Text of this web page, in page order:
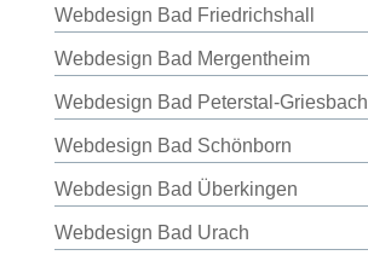
Webdesign Bad Friedrichshall
Webdesign Bad Mergentheim
Webdesign Bad Peterstal-Griesbach
Webdesign Bad Schönborn
Webdesign Bad Überkingen
Webdesign Bad Urach